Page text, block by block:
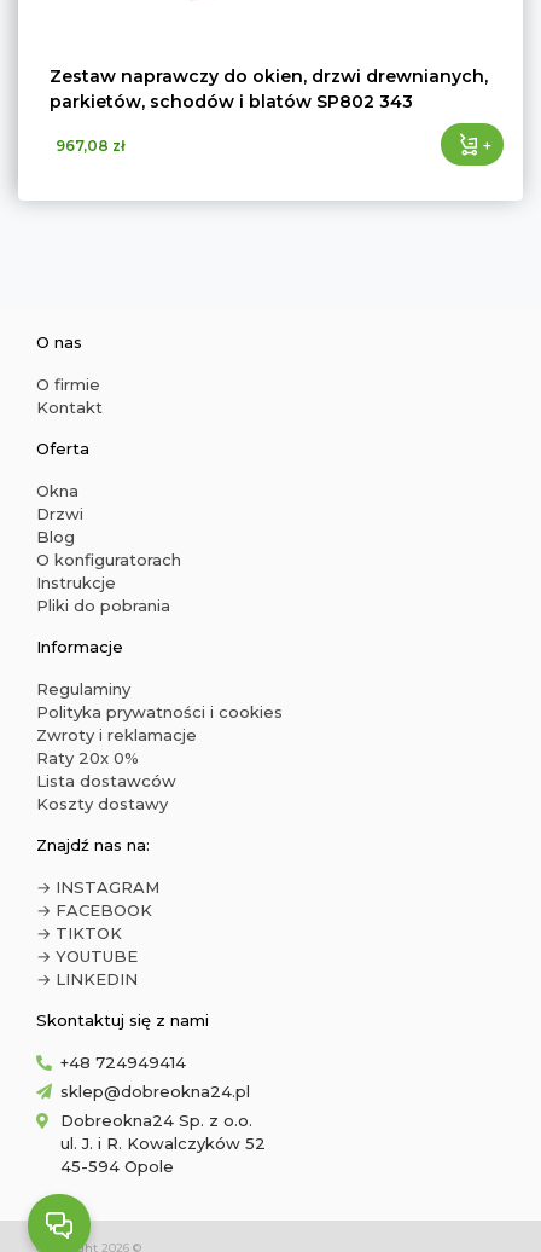
Zestaw naprawczy do okien, drzwi drewnianych,
parkietów, schodów i blatów SP802 343
967,08 zł +
O nas
O firmie
Kontakt
Oferta
Okna
Drzwi
Blog
O konfiguratorach
Instrukcje
Pliki do pobrania
Informacje
Regulaminy
Polityka prywatności i cookies
Zwroty i reklamacje
Raty 20x 0%
Lista dostawców
Koszty dostawy
Znajdź nas na:
→ INSTAGRAM
→ FACEBOOK
→ TIKTOK
→ YOUTUBE
→ LINKEDIN
Skontaktuj się z nami
+48 724949414
sklep@dobreokna24.pl
Dobreokna24 Sp. z o.o.
ul. J. i R. Kowalczyków 52
45-594 Opole
Copyright 2026 ©